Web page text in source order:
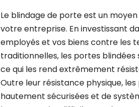
Le blindage de porte est un
votre entreprise. En investissant
employés et vos biens contre les
traditionnelles, les portes
ce qui les rend extrêmement
Outre leur résistance physique,
hautement sécurisées et de